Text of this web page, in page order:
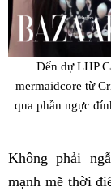
Đến dự LHP
mermaidcore từ
qua phần ngực
Không phải
mạnh mẽ thời